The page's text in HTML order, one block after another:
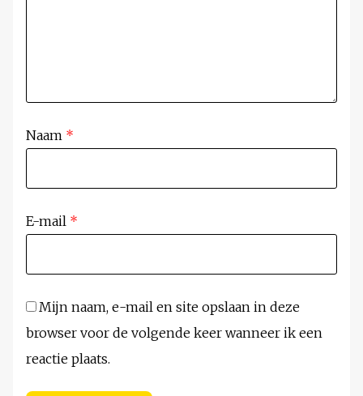
Naam *
E-mail *
Mijn naam, e-mail en site opslaan in deze
browser voor de volgende keer wanneer ik een
reactie plaats.